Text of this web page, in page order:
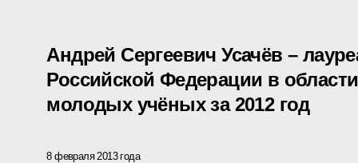
Андрей Сергеевич Усачёв –
Российской Федерации в
молодых учёных за 2012 год
8 февраля 2013 года